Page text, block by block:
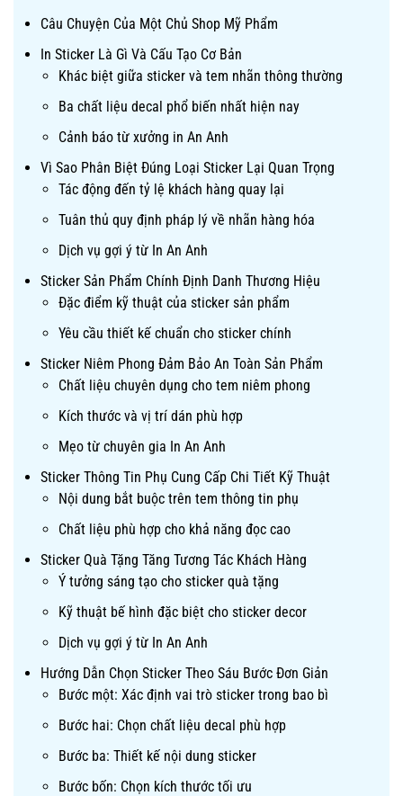
Câu Chuyện Của Một Chủ Shop Mỹ Phẩm
In Sticker Là Gì Và Cấu Tạo Cơ Bản
Khác biệt giữa sticker và tem nhãn thông thường
Ba chất liệu decal phổ biến nhất hiện nay
Cảnh báo từ xưởng in An Anh
Vì Sao Phân Biệt Đúng Loại Sticker Lại Quan Trọng
Tác động đến tỷ lệ khách hàng quay lại
Tuân thủ quy định pháp lý về nhãn hàng hóa
Dịch vụ gợi ý từ In An Anh
Sticker Sản Phẩm Chính Định Danh Thương Hiệu
Đặc điểm kỹ thuật của sticker sản phẩm
Yêu cầu thiết kế chuẩn cho sticker chính
Sticker Niêm Phong Đảm Bảo An Toàn Sản Phẩm
Chất liệu chuyên dụng cho tem niêm phong
Kích thước và vị trí dán phù hợp
Mẹo từ chuyên gia In An Anh
Sticker Thông Tin Phụ Cung Cấp Chi Tiết Kỹ Thuật
Nội dung bắt buộc trên tem thông tin phụ
Chất liệu phù hợp cho khả năng đọc cao
Sticker Quà Tặng Tăng Tương Tác Khách Hàng
Ý tưởng sáng tạo cho sticker quà tặng
Kỹ thuật bế hình đặc biệt cho sticker decor
Dịch vụ gợi ý từ In An Anh
Hướng Dẫn Chọn Sticker Theo Sáu Bước Đơn Giản
Bước một: Xác định vai trò sticker trong bao bì
Bước hai: Chọn chất liệu decal phù hợp
Bước ba: Thiết kế nội dung sticker
Bước bốn: Chọn kích thước tối ưu